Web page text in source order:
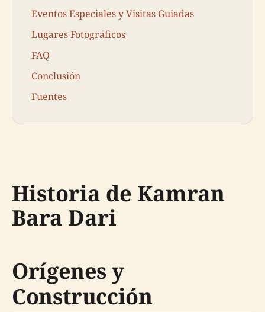
Eventos Especiales y Visitas Guiadas
Lugares Fotográficos
FAQ
Conclusión
Fuentes
Historia de Kamran
Bara Dari
Orígenes y
Construcción